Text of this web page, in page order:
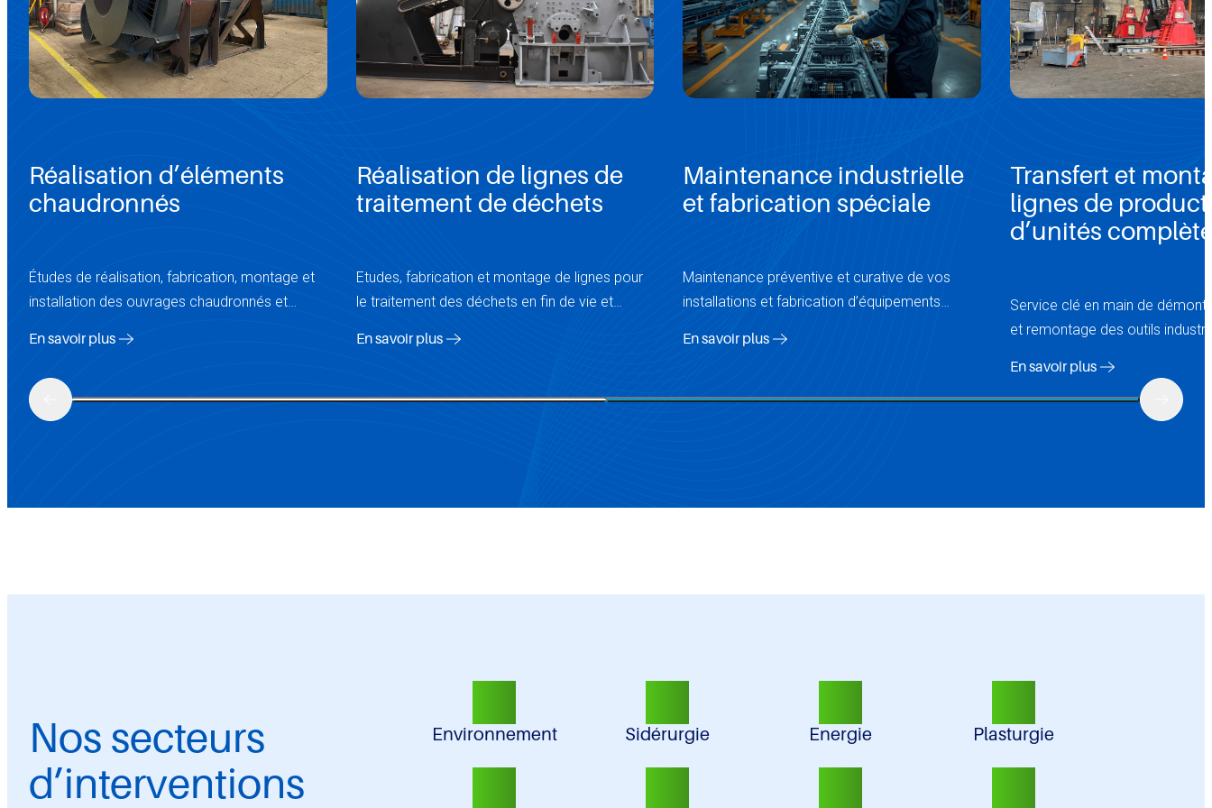
Réalisation d’éléments
chaudronnés
Études de réalisation, fabrication, montage et
installation des ouvrages chaudronnés et
En savoir plus
Réalisation de lignes de
traitement de déchets
Etudes, fabrication et montage de lignes pour
le traitement des déchets en fin de vie et
En savoir plus
Maintenance industrielle
et fabrication spéciale
Maintenance préventive et curative de vos
installations et fabrication d’équipements
En savoir plus
Transfert et
lignes de
d’unités
Service clé en main de
et remontage des outils
En savoir plus
Nos secteurs
d’interventions
Environnement Sidérurgie Energie Plasturgie